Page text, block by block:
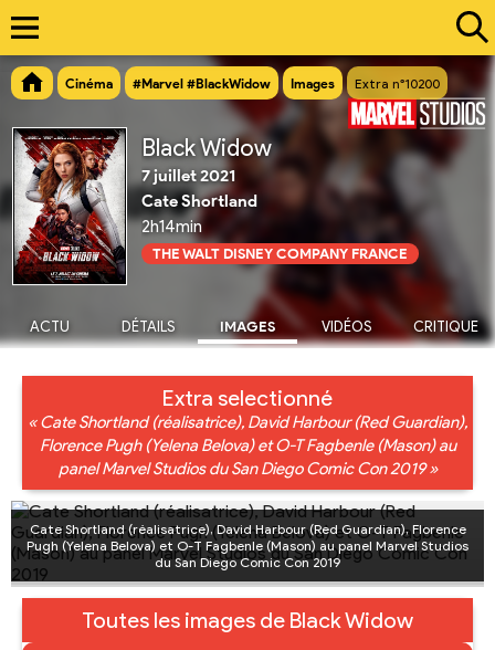
Cinéma #Marvel #BlackWidow Images Extra n°10200
Black Widow
7 juillet 2021
Cate Shortland
2h14min
THE WALT DISNEY COMPANY FRANCE
ACTU DÉTAILS IMAGES VIDÉOS CRITIQUE
Extra selectionné
« Cate Shortland (réalisatrice), David Harbour (Red Guardian),
Florence Pugh (Yelena Belova) et O-T Fagbenle (Mason) au
panel Marvel Studios du San Diego Comic Con 2019 »
Cate Shortland (réalisatrice), David Harbour (Red Guardian), Florence
Pugh (Yelena Belova) et O-T Fagbenle (Mason) au panel Marvel Studios
du San Diego Comic Con 2019
Toutes les images de Black Widow